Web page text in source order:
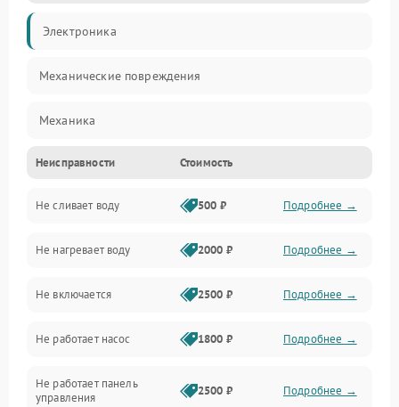
Электроника
Механические повреждения
Механика
Управление
Электропитание
Датчики
Нагрев
Вода
Гигиена
Неисправности Стоимость
Не сливает воду 500 ₽ Подробнее →
Не нагревает воду 2000 ₽ Подробнее →
Не включается 2500 ₽ Подробнее →
Не работает насос 1800 ₽ Подробнее →
Не работает панель
управления
2500 ₽ Подробнее →